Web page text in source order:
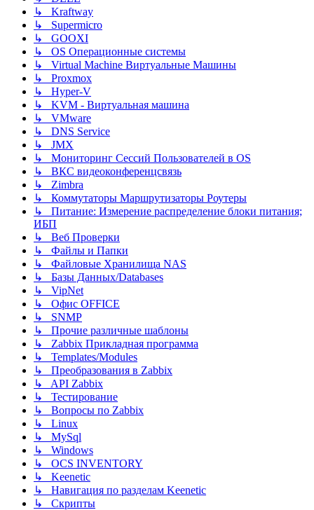
↳ Kraftway
↳ Supermicro
↳ GOOXI
↳ OS Операционные системы
↳ Virtual Machine Виртуальные Машины
↳ Proxmox
↳ Hyper-V
↳ KVM - Виртуальная машина
↳ VMware
↳ DNS Service
↳ JMX
↳ Мониторинг Сессий Пользователей в OS
↳ ВКС видеоконференцсвязь
↳ Zimbra
↳ Коммутаторы Маршрутизаторы Роутеры
↳ Питание: Измерение распределение блоки питания;
ИБП
↳ Веб Проверки
↳ Файлы и Папки
↳ Файловые Хранилища NAS
↳ Базы Данных/Databases
↳ VipNet
↳ Офис OFFICE
↳ SNMP
↳ Прочие различные шаблоны
↳ Zabbix Прикладная программа
↳ Templates/Modules
↳ Преобразования в Zabbix
↳ API Zabbix
↳ Тестирование
↳ Вопросы по Zabbix
↳ Linux
↳ MySql
↳ Windows
↳ OCS INVENTORY
↳ Keenetic
↳ Навигация по разделам Keenetic
↳ Скрипты